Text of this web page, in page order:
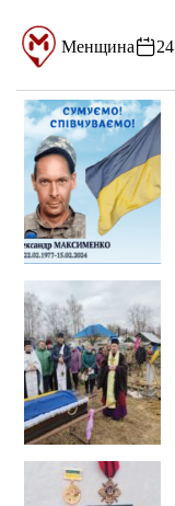
Менщина